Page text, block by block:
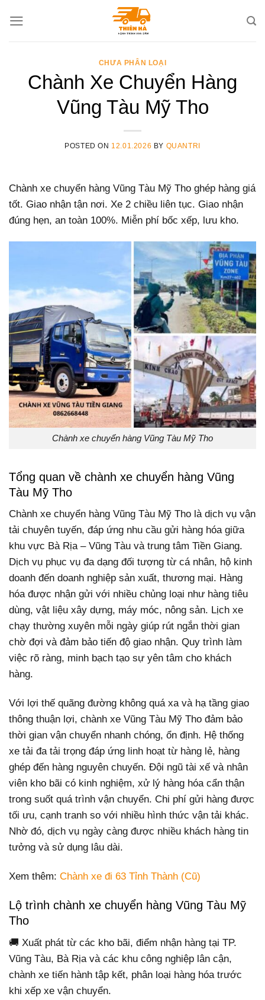
CHƯA PHÂN LOẠI
Chành Xe Chuyển Hàng
Vũng Tàu Mỹ Tho
POSTED ON 12.01.2026 BY QUANTRI
Chành xe chuyển hàng Vũng Tàu Mỹ Tho ghép hàng giá
tốt. Giao nhận tận nơi. Xe 2 chiều liên tục. Giao nhận
đúng hẹn, an toàn 100%. Miễn phí bốc xếp, lưu kho.
Chành xe chuyển hàng Vũng Tàu Mỹ Tho
Tổng quan về chành xe chuyển hàng Vũng
Tàu Mỹ Tho
Chành xe chuyển hàng Vũng Tàu Mỹ Tho là dịch vụ vận
tải chuyên tuyến, đáp ứng nhu cầu gửi hàng hóa giữa
khu vực Bà Rịa – Vũng Tàu và trung tâm Tiền Giang.
Dịch vụ phục vụ đa dạng đối tượng từ cá nhân, hộ kinh
doanh đến doanh nghiệp sản xuất, thương mại. Hàng
hóa được nhận gửi với nhiều chủng loại như hàng tiêu
dùng, vật liệu xây dựng, máy móc, nông sản. Lịch xe
chạy thường xuyên mỗi ngày giúp rút ngắn thời gian
chờ đợi và đảm bảo tiến độ giao nhận. Quy trình làm
việc rõ ràng, minh bạch tạo sự yên tâm cho khách
hàng.
Với lợi thế quãng đường không quá xa và hạ tầng giao
thông thuận lợi, chành xe Vũng Tàu Mỹ Tho đảm bảo
thời gian vận chuyển nhanh chóng, ổn định. Hệ thống
xe tải đa tải trọng đáp ứng linh hoạt từ hàng lẻ, hàng
ghép đến hàng nguyên chuyến. Đội ngũ tài xế và nhân
viên kho bãi có kinh nghiệm, xử lý hàng hóa cẩn thận
trong suốt quá trình vận chuyển. Chi phí gửi hàng được
tối ưu, cạnh tranh so với nhiều hình thức vận tải khác.
Nhờ đó, dịch vụ ngày càng được nhiều khách hàng tin
tưởng và sử dụng lâu dài.
Xem thêm: Chành xe đi 63 Tỉnh Thành (Cũ)
Lộ trình chành xe chuyển hàng Vũng Tàu Mỹ
Tho
🚚 Xuất phát từ các kho bãi, điểm nhận hàng tại TP.
Vũng Tàu, Bà Rịa và các khu công nghiệp lân cận,
chành xe tiến hành tập kết, phân loại hàng hóa trước
khi xếp xe vận chuyển.